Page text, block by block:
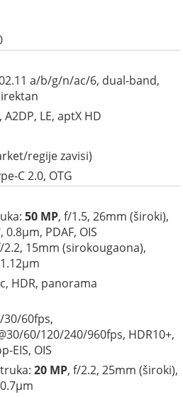
a/b/g/n/ac/6, dual-band,
A2DP, LE, aptX HD
regije zavisi)
C 2.0, OTG
50 MP, f/1.5, 26mm (široki),
0.8µm, PDAF, OIS
2.2, 15mm (sirokougaona),
HDR, panorama
30/60fps,
60/120/240/960fps, HDR10+,
EIS, OIS
20 MP, f/2.2, 25mm (široki),